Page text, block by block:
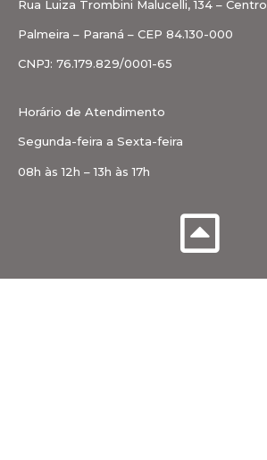
Rua Luiza Trombini Malucelli, 134 – Centro
Palmeira – Paraná – CEP 84.130-000
CNPJ: 76.179.829/0001-65
Horário de Atendimento
Segunda-feira a Sexta-feira
08h às 12h – 13h às 17h